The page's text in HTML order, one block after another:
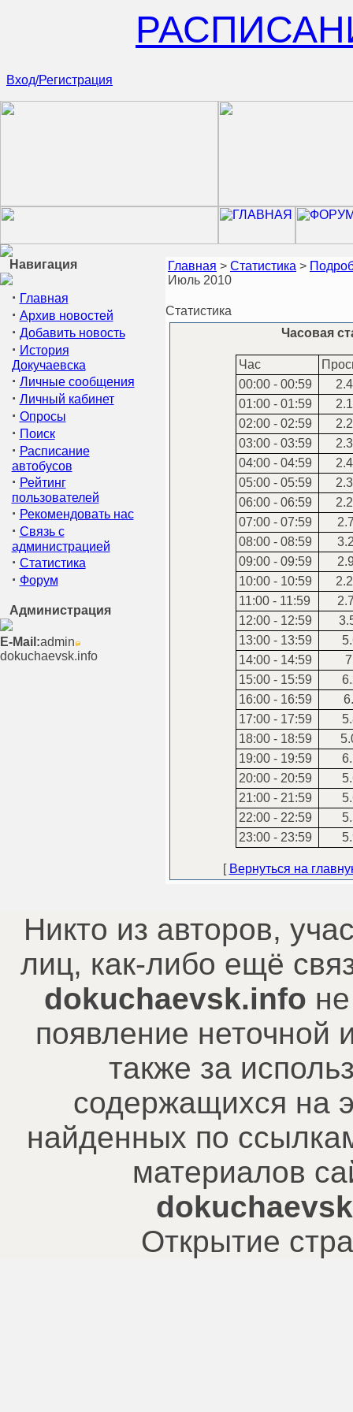
Вход/Регистрация
Навигация
· Главная
· Архив новостей
· Добавить новость
· История
Докучаевска
· Личные сообщения
· Личный кабинет
· Опросы
· Поиск
· Расписание
автобусов
· Рейтинг
пользователей
· Рекомендовать нас
· Связь с
администрацией
· Статистика
· Форум
Администрация
E-Mail:admin
dokuchaevsk.info
Главная > Статистика >
Июль 2010
Статистика
Часовая
Час
00:00 - 00:59
01:00 - 01:59
02:00 - 02:59
03:00 - 03:59
04:00 - 04:59
05:00 - 05:59
06:00 - 06:59
07:00 - 07:59
08:00 - 08:59
09:00 - 09:59
10:00 - 10:59
11:00 - 11:59
12:00 - 12:59
13:00 - 13:59
14:00 - 14:59
15:00 - 15:59
16:00 - 16:59
17:00 - 17:59
18:00 - 18:59
19:00 - 19:59
20:00 - 20:59
21:00 - 21:59
22:00 - 22:59
23:00 - 23:59
[ Вернуться на
Никто из авторов,
лиц, как-либо ещё
dokuchaevsk.info
появление
также за
содержащихся на
найденных по
материалов
Открытие